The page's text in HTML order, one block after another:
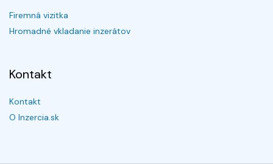
Firemná vizitka
Hromadné vkladanie inzerátov
Kontakt
Kontakt
O Inzercia.sk